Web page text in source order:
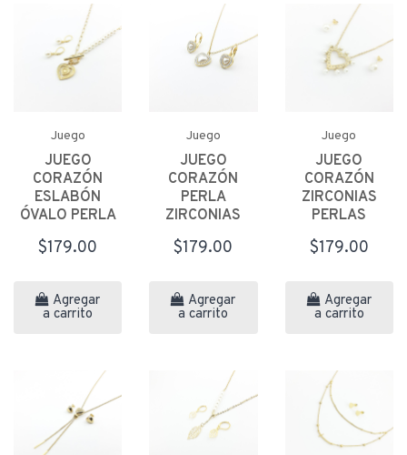
Juego
JUEGO
CORAZÓN
ESLABÓN
ÓVALO PERLA
$179.00
Agregar
a carrito
Juego
JUEGO
CORAZÓN
PERLA
ZIRCONIAS
$179.00
Agregar
a carrito
Juego
JUEGO
CORAZÓN
ZIRCONIAS
PERLAS
$179.00
Agregar
a carrito